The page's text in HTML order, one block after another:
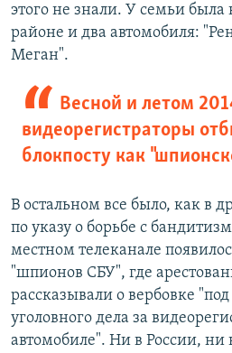
этого не знали. У семьи
районе и два автомобиля:
Меган".
Весной и летом
видеорегистраторы
блокпосту как
В остальном все было, как в
по указу о борьбе с
местном телеканале
"шпионов СБУ", где
рассказывали о вербовке
уголовного дела за
автомобиле". Ни в России,